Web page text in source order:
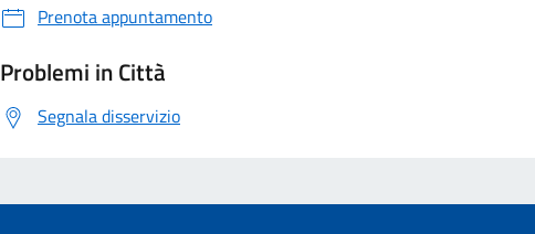
Prenota appuntamento
Problemi in Città
Segnala disservizio